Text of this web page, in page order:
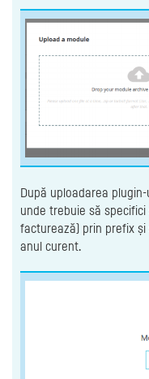
După uploadarea
unde trebuie să
facturează) prin prefix
anul curent.